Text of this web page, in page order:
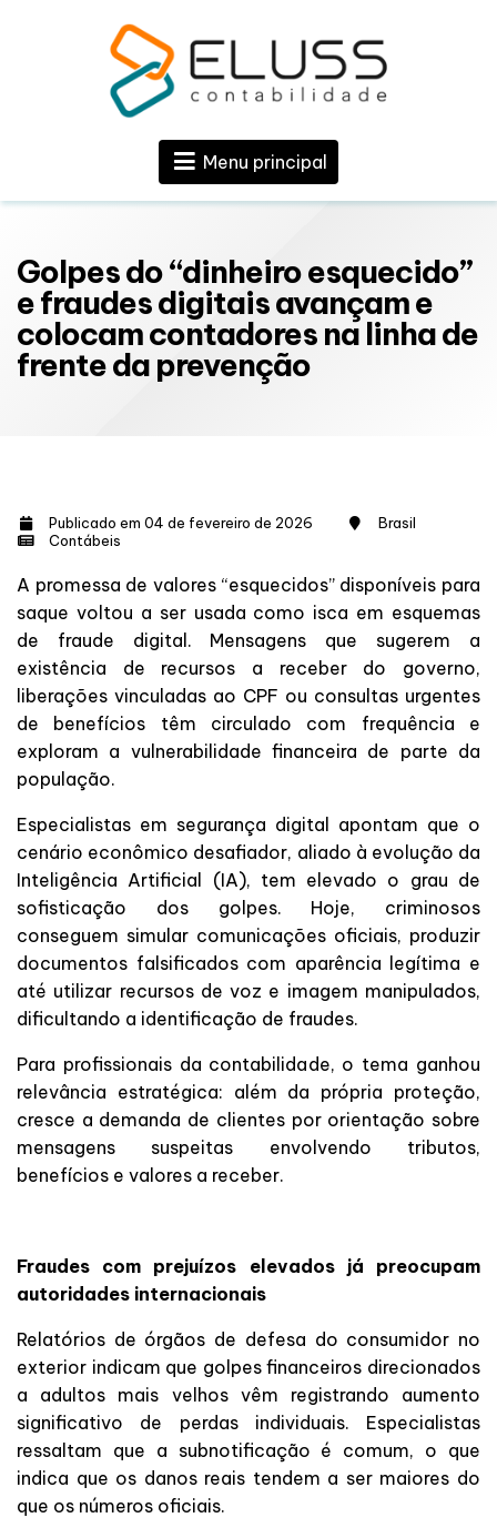
Menu principal
Golpes do “dinheiro esquecido”
e fraudes digitais avançam e
colocam contadores na linha de
frente da prevenção
Publicado em 04 de fevereiro de 2026
Brasil
Contábeis
A promessa de valores “esquecidos” disponíveis para
saque voltou a ser usada como isca em esquemas
de fraude digital. Mensagens que sugerem a
existência de recursos a receber do governo,
liberações vinculadas ao CPF ou consultas urgentes
de benefícios têm circulado com frequência e
exploram a vulnerabilidade financeira de parte da
população.
Especialistas em segurança digital apontam que o
cenário econômico desafiador, aliado à evolução da
Inteligência Artificial (IA), tem elevado o grau de
sofisticação dos golpes. Hoje, criminosos
conseguem simular comunicações oficiais, produzir
documentos falsificados com aparência legítima e
até utilizar recursos de voz e imagem manipulados,
dificultando a identificação de fraudes.
Para profissionais da contabilidade, o tema ganhou
relevância estratégica: além da própria proteção,
cresce a demanda de clientes por orientação sobre
mensagens suspeitas envolvendo tributos,
benefícios e valores a receber.
Fraudes com prejuízos elevados já preocupam
autoridades internacionais
Relatórios de órgãos de defesa do consumidor no
exterior indicam que golpes financeiros direcionados
a adultos mais velhos vêm registrando aumento
significativo de perdas individuais. Especialistas
ressaltam que a subnotificação é comum, o que
indica que os danos reais tendem a ser maiores do
que os números oficiais.